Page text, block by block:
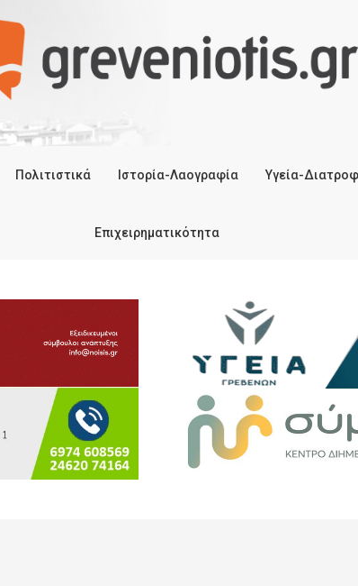
Πολιτιστικά Ιστορία-Λαογραφία Υγεία-
Επιχειρηματικότητα